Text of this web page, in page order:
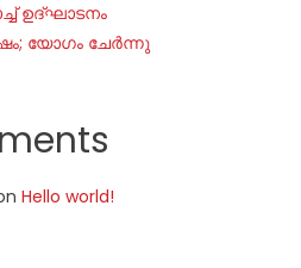
ഉദ്ഘാടനം
യോഗം ചേർന്നു
Hello world!